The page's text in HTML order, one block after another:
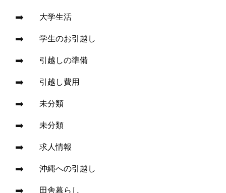
大学生活
学生のお引越し
引越しの準備
引越し費用
未分類
未分類
求人情報
沖縄への引越し
田舎暮らし